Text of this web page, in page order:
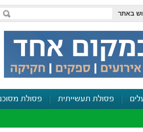
באתר
פסולת תעשייתית פסולת